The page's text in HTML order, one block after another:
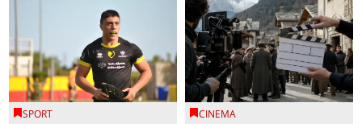
SPORT CINEMA